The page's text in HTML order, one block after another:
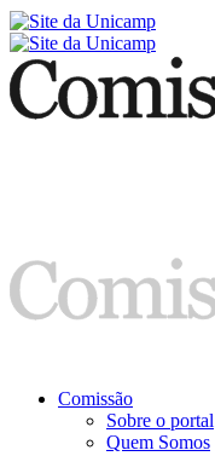
Comissão
Sobre o portal
Quem Somos